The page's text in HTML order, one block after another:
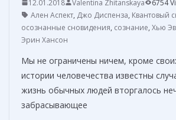
12.01.2018 Valentina Zhitanskaya 6754
Ален Аспект, Джо Диспенза, Квантовый
осознанные сновидения, сознание, Хью
Эрин Хансон
Мы не ограничены ничем, кроме
истории человечества известны
жизнь обычных людей вторгалось
забрасывающее